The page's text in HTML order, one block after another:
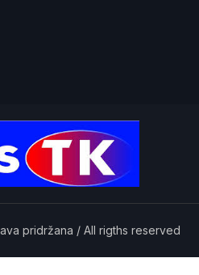
pridržana / All rigths reserved